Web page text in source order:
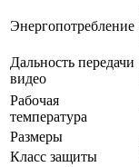
Энергопотребление
Дальность передачи
видео
Рабочая
температура
Размеры
Класс защиты